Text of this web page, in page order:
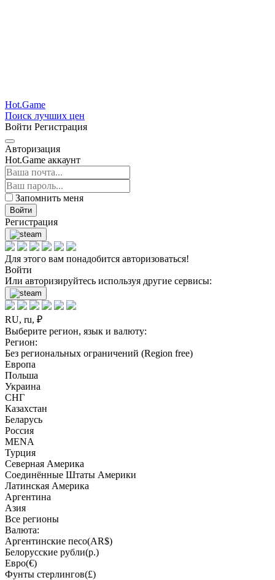
Hot.Game
Поиск лучших цен
Войти Регистрация
Авторизация
Hot.Game аккаунт
Запомнить меня
Войти
Регистрация
Для этого вам понадобится авторизоваться!
Войти
Или авторизируйтесь используя другие сервисы:
RU, ru, ₽
Выберите регион, язык и валюту:
Регион:
Без региональных ограничений (Region free)
Европа
Польша
Украина
СНГ
Казахстан
Беларусь
Россия
MENA
Турция
Северная Америка
Соединённые Штаты Америки
Латинская Америка
Аргентина
Азия
Все регионы
Валюта:
Аргентинские песо(AR$)
Белорусские рубли(р.)
Евро(€)
Фунты стерлингов(£)